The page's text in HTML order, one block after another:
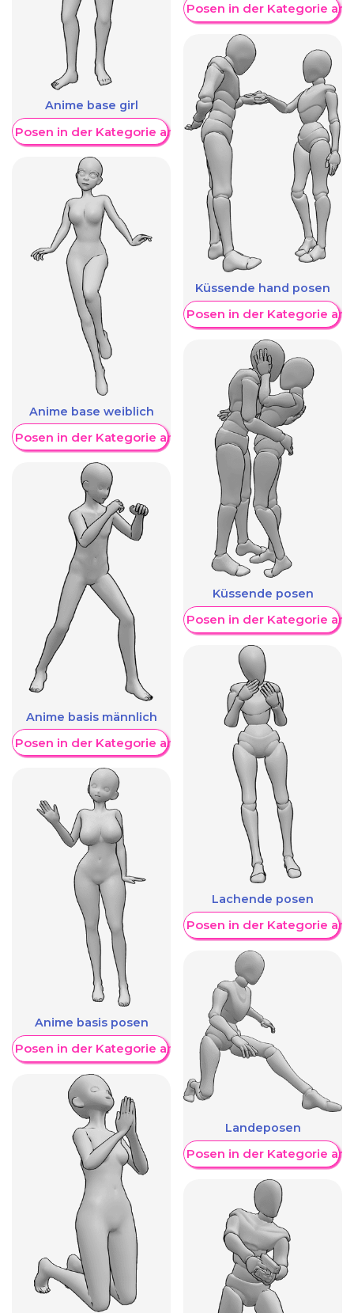
Anime base girl
Posen in der Kategorie anzeigen
Anime base weiblich
Posen in der Kategorie anzeigen
Anime basis männlich
Posen in der Kategorie anzeigen
Anime basis posen
Posen in der Kategorie anzeigen
Weitere Posen in der Kategorie
Küssende hand posen
Weitere Posen in der Kategorie
Küssende posen
Weitere Posen in der Kategorie
Lachende posen
Weitere Posen in der Kategorie
Landeposen
Weitere Posen in der Kategorie